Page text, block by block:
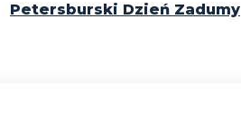
Petersburski Dzień Zadumy